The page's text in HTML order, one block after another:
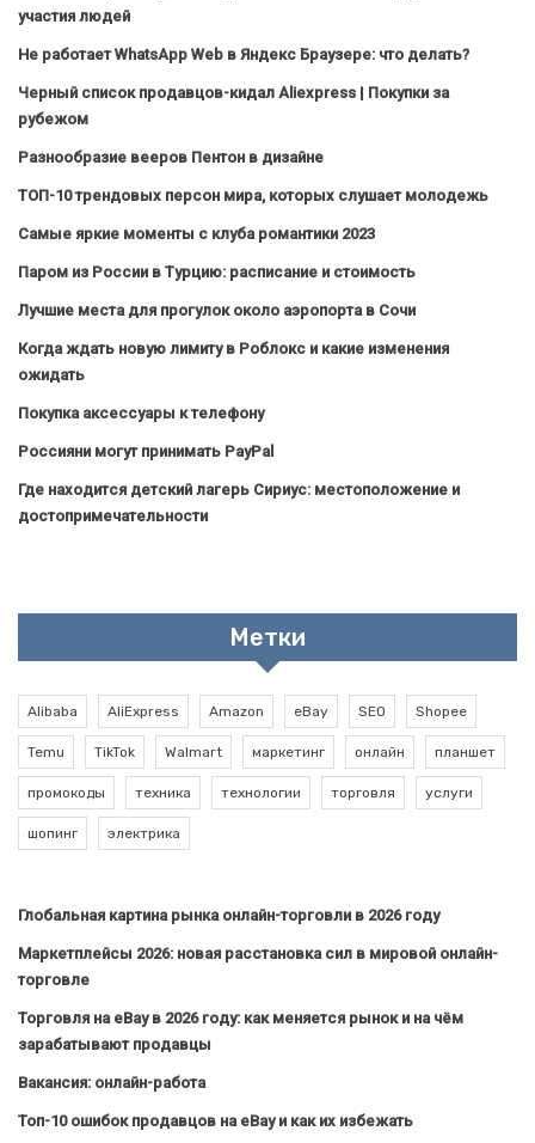
участия людей
Не работает WhatsApp Web в Яндекс Браузере: что делать?
Черный список продавцов-кидал Aliexpress | Покупки за
рубежом
Разнообразие вееров Пентон в дизайне
ТОП-10 трендовых персон мира, которых слушает молодежь
Самые яркие моменты с клуба романтики 2023
Паром из России в Турцию: расписание и стоимость
Лучшие места для прогулок около аэропорта в Сочи
Когда ждать новую лимиту в Роблокс и какие изменения
ожидать
Покупка аксессуары к телефону
Россияни могут принимать PayPal
Где находится детский лагерь Сириус: местоположение и
достопримечательности
Метки
Alibaba AliExpress Amazon eBay SEO Shopee
Temu TikTok Walmart маркетинг онлайн планшет
промокоды техника технологии торговля услуги
шопинг электрика
Глобальная картина рынка онлайн-торговли в 2026 году
Маркетплейсы 2026: новая расстановка сил в мировой онлайн-
торговле
Торговля на eBay в 2026 году: как меняется рынок и на чём
зарабатывают продавцы
Вакансия: онлайн-работа
Топ-10 ошибок продавцов на eBay и как их избежать